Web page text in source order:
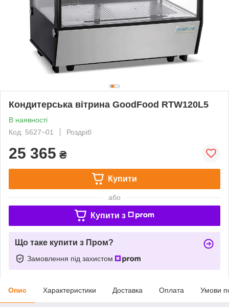
Кондитерська вітрина GoodFood RTW120L5
В наявності
Код: 5627~01
Роздріб
25 365 ₴
Купити
або
Купити з
Що таке купити з Пром?
Замовлення під захистом
Опис Характеристики Доставка Оплата Умови